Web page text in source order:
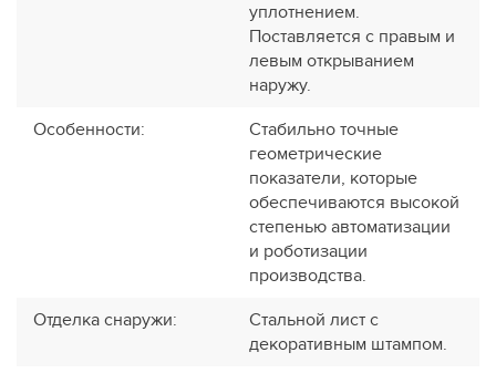
уплотнением.
Поставляется с правым и
левым открыванием
наружу.
Особенности:
Стабильно точные
геометрические
показатели, которые
обеспечиваются высокой
степенью автоматизации
и роботизации
производства.
Отделка снаружи:
Стальной лист с
декоративным штампом.